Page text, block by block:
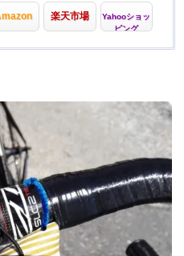
楽天市場
Yahooショッ
ピング